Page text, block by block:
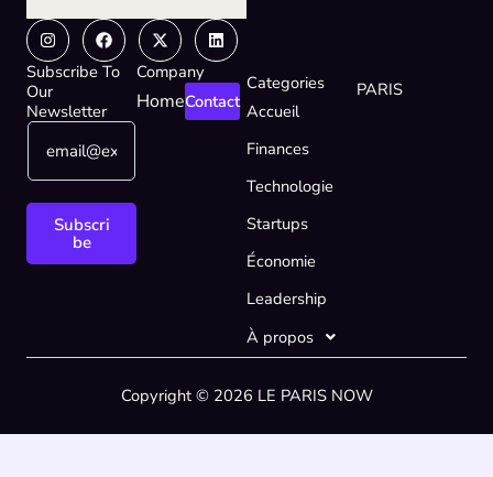
InstagramFacebook
X-
twitter
Linkedin
Subscribe To
Our
Newsletter
E
a
i
m
*
E
a
Subscri
be
Company
HomeContact
Categories
Accueil
Finances
Technologie
Startups
Économie
Leadership
À propos
PARIS
Copyright © 2026 LE PARIS NOW